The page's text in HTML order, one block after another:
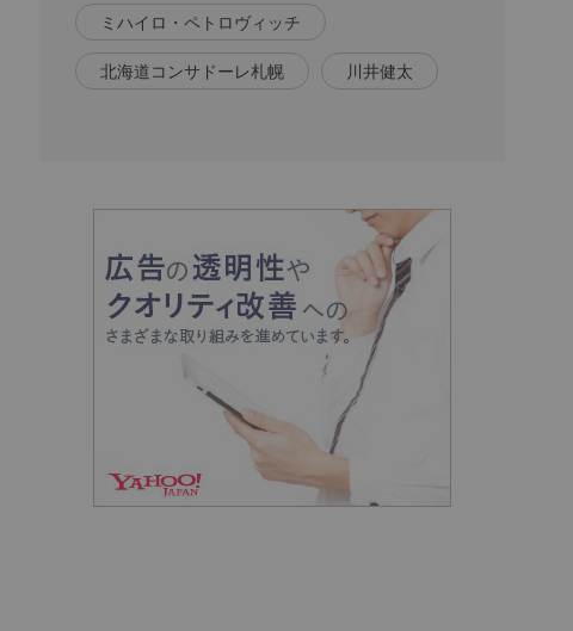
ミハイロ・ペトロヴィッチ
北海道コンサドーレ札幌 川井健太